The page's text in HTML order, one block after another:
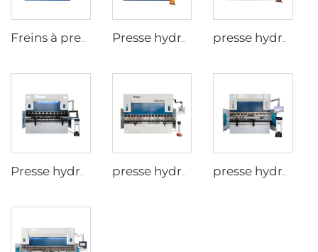
Freins à presse hydraulique à commande numérique avec contrôleur ESA S630 Presse hydraulique CNC avec contrôleur ESA S640 presse hydraulique CNC à 8+1 axes avec contrôleur DA-66T
presse hydraulique CNC 4+1 axes avec contrôleur CybTouch12